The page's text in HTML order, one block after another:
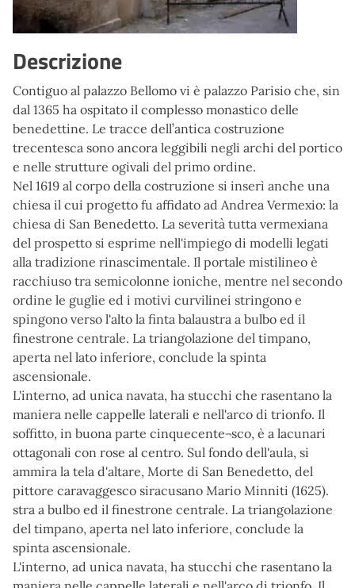
Descrizione
Contiguo al palazzo Bellomo vi è palazzo Parisio che, sin
dal 1365 ha ospitato il complesso monastico delle
benedettine. Le tracce dell’antica costruzione
trecentesca sono ancora leggibili negli archi del portico
e nelle strutture ogivali del primo ordine.
Nel 1619 al corpo della costruzione si inserì anche una
chiesa il cui progetto fu affidato ad Andrea Vermexio: la
chiesa di San Benedetto. La severità tutta vermexiana
del prospetto si esprime nell'impiego di modelli legati
alla tradizione rinascimentale. Il portale mistilineo è
racchiuso tra semicolonne ioniche, mentre nel secondo
ordine le guglie ed i motivi curvilinei stringono e
spingono verso l'alto la finta balaustra a bulbo ed il
finestrone centrale. La triangolazione del timpano,
aperta nel lato inferiore, conclude la spinta
ascensionale.
L'interno, ad unica navata, ha stucchi che rasentano la
maniera nelle cappelle laterali e nell'arco di trionfo. Il
soffitto, in buona parte cinquecente¬sco, è a lacunari
ottagonali con rose al centro. Sul fondo dell'aula, si
ammira la tela d'altare, Morte di San Benedetto, del
pittore caravaggesco siracusano Mario Minniti (1625).
stra a bulbo ed il finestrone centrale. La triangolazione
del timpano, aperta nel lato inferiore, conclude la
spinta ascensionale.
L'interno, ad unica navata, ha stucchi che rasentano la